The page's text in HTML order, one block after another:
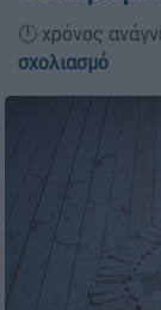
🕛 χρόνος
σχολιασμό